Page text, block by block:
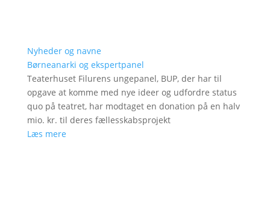
Nyheder og navne
Børneanarki og ekspertpanel
Teaterhuset Filurens ungepanel, BUP, der har til
opgave at komme med nye ideer og udfordre status
quo på teatret, har modtaget en donation på en halv
mio. kr. til deres fællesskabsprojekt
Læs mere